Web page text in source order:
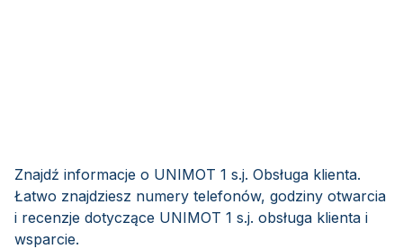
Znajdź informacje o UNIMOT 1 s.j. Obsługa klienta.
Łatwo znajdziesz numery telefonów, godziny otwarcia
i recenzje dotyczące UNIMOT 1 s.j. obsługa klienta i
wsparcie.